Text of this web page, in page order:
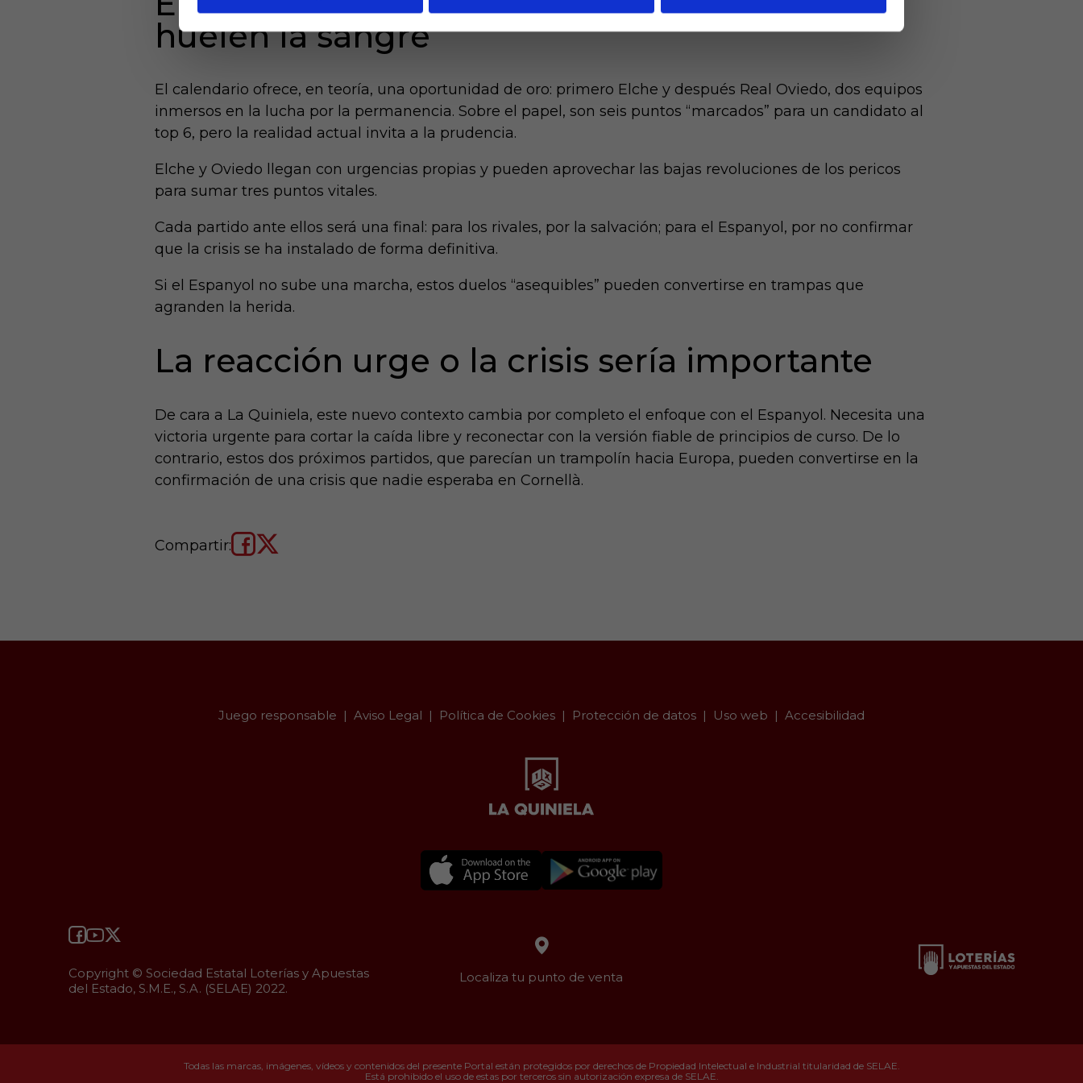
huelen la sangre
El calendario ofrece, en teoría, una oportunidad de oro: primero Elche y después Real Oviedo, dos equipos
inmersos en la lucha por la permanencia. Sobre el papel, son seis puntos “marcados” para un candidato al
top 6, pero la realidad actual invita a la prudencia.
Elche y Oviedo llegan con urgencias propias y pueden aprovechar las bajas revoluciones de los pericos
para sumar tres puntos vitales.
Cada partido ante ellos será una final: para los rivales, por la salvación; para el Espanyol, por no confirmar
que la crisis se ha instalado de forma definitiva.
Si el Espanyol no sube una marcha, estos duelos “asequibles” pueden convertirse en trampas que
agranden la herida.
La reacción urge o la crisis sería importante
De cara a La Quiniela, este nuevo contexto cambia por completo el enfoque con el Espanyol. Necesita una
victoria urgente para cortar la caída libre y reconectar con la versión fiable de principios de curso. De lo
contrario, estos dos próximos partidos, que parecían un trampolín hacia Europa, pueden convertirse en la
confirmación de una crisis que nadie esperaba en Cornellà.
Compartir:
Juego responsable Aviso Legal Política de Cookies Protección de datos Uso web Accesibilidad
Copyright © Sociedad Estatal Loterías y Apuestas
del Estado, S.M.E., S.A. (SELAE) 2022.
Localiza tu punto de venta
Todas las marcas, imágenes, vídeos y contenidos del presente Portal están protegidos por derechos de Propiedad Intelectual e Industrial titularidad de SELAE.
Está prohibido el uso de estas por terceros sin autorización expresa de SELAE.